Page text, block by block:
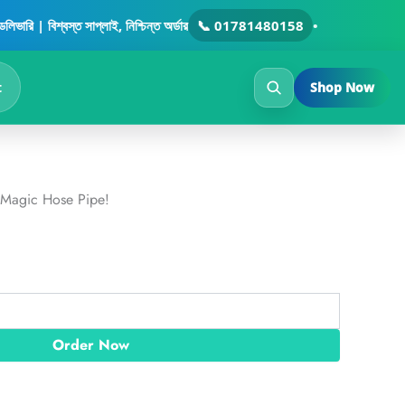
| বিশ্বস্ত সাপ্লাই, নিশ্চিন্ত অর্ডার 📞 01781480158 •
Shop Now
Hose Pipe!
.
Order Now